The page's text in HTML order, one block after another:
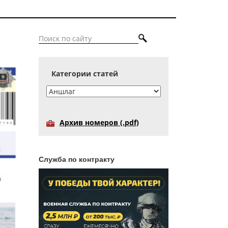
Категории статей
Архив номеров (.pdf)
Служба по контракту